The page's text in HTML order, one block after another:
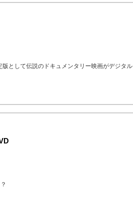
として伝説のドキュメンタリー映画がデジタル